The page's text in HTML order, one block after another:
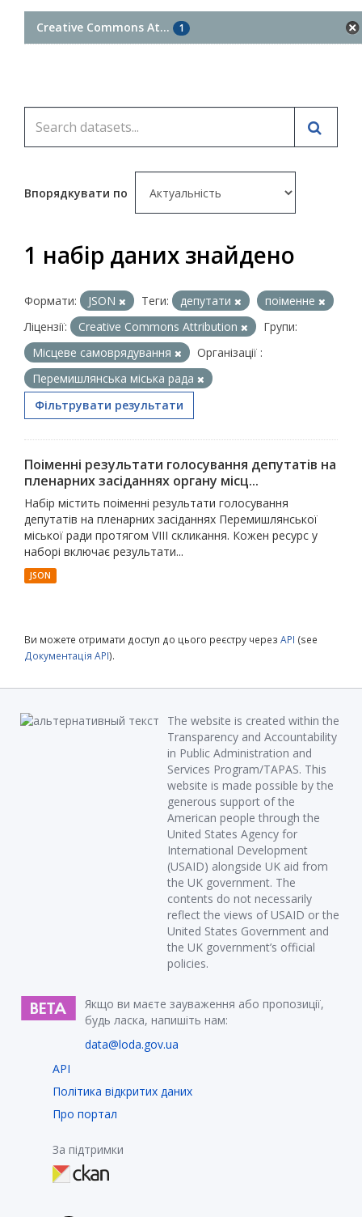
Creative Commons At... 1
Впорядкувати по
1 набір даних знайдено
Формати: JSON Теги: депутати
поіменне
Ліцензії:
Creative Commons Attribution
Групи:
Місцеве самоврядування
Організації :
Перемишлянська міська рада
Фільтрувати результати
Поіменні результати голосування депутатів на
пленарних засіданнях органу місц...
Набір містить поіменні результати голосування
депутатів на пленарних засіданнях Перемишлянської
міської ради протягом VIII скликання. Кожен ресурс у
наборі включає результати...
JSON
Ви можете отримати доступ до цього реєстру через API (see
Документація API).
The website is created within the
Transparency and Accountability
in Public Administration and
Services Program/TAPAS. This
website is made possible by the
generous support of the
American people through the
United States Agency for
International Development
(USAID) alongside UK aid from
the UK government. The
contents do not necessarily
reflect the views of USAID or the
United States Government and
the UK government’s official
policies.
Якщо ви маєте зауваження або пропозиції,
будь ласка, напишіть нам:
data@loda.gov.ua
API
Політика відкритих даних
Про портал
За підтримки